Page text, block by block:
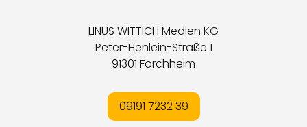
LINUS WITTICH Medien KG
Peter-Henlein-Straße 1
91301 Forchheim
09191 7232 39